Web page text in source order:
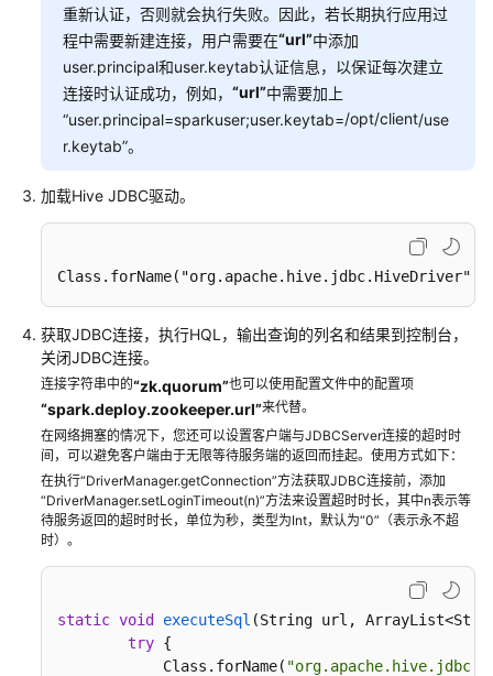
发
指
发
指
南
（LTS
版）
开
发
指
南
（普
重新认证，否则就会执行失败。因此，若长期执行应用过
程中需要新建连接，用户需要在“url”中添加
user.principal和user.keytab认证信息，以保证每次建立
连接时认证成功，例如， “url”中需要加上
“user.principal=sparkuser;user.keytab=/opt/client/use
r.keytab”。
加载Hive JDBC驱动。
Class .forName("org.apache.hive.jdbc.HiveDriver")
获取JDBC连接，执行HQL，输出查询的列名和结果到控制台，
关闭JDBC连接。
连接字符串中的“zk.quorum”也可以使用配置文件中的配置项
“spark.deploy.zookeeper.url”来代替。
在网络拥塞的情况下，您还可以设置客户端与JDBCServer连接的超时时
间，可以避免客户端由于无限等待服务端的返回而挂起。使用方式如下：
在执行“DriverManager.getConnection”方法获取JDBC连接前，添加
“DriverManager.setLoginTimeout(n)”方法来设置超时时长，其中n表示等
待服务返回的超时时长，单位为秒，类型为Int，默认为“0”（表示永不超
时）。
static void executeSql (String url,
try {
            Class.forName(